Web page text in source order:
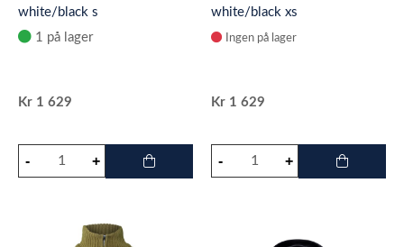
white/black s
1 på lager
Kr 1 629
white/black xs
Ingen på lager
Kr 1 629